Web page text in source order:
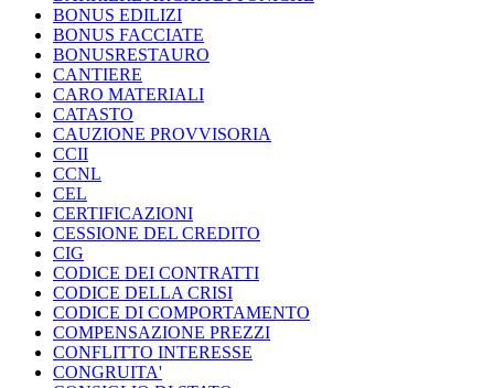
BONUS EDILIZI
BONUS FACCIATE
BONUSRESTAURO
CANTIERE
CARO MATERIALI
CATASTO
CAUZIONE PROVVISORIA
CCII
CCNL
CEL
CERTIFICAZIONI
CESSIONE DEL CREDITO
CIG
CODICE DEI CONTRATTI
CODICE DELLA CRISI
CODICE DI COMPORTAMENTO
COMPENSAZIONE PREZZI
CONFLITTO INTERESSE
CONGRUITA'